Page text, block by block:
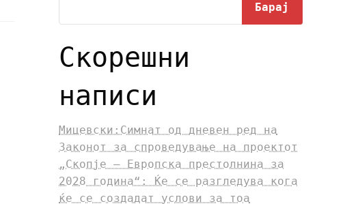
Барај
Скорешни
написи
Мицевски:Симнат од дневен ред на
Законот за спроведување на проектот
„Скопје – Европска престолнина за
2028 година“: Ќе се разгледува кога
ќе се создадат услови за тоа